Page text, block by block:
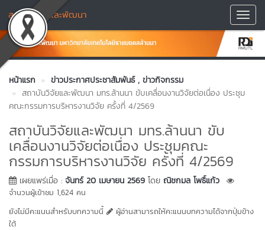
สถาบันวิจัยและพัฒนา
หน้าแรก ข่าวประกาศประชาสัมพันธ์ , ข่าวกิจกรรม
สถาบันวิจัยและพัฒนา มทร.ล้านนา ขับเคลื่อนงานวิจัยต่อเนื่อง ประชุม
คณะกรรมการบริหารงานวิจัย ครั้งที่ 4/2569
สถาบันวิจัยและพัฒนา มทร.ล้านนา ขับ
เคลื่อนงานวิจัยต่อเนื่อง ประชุมคณะ
กรรมการบริหารงานวิจัย ครั้งที่ 4/2569
เผยแพร่เมื่อ : จันทร์ 20 เมษายน 2569 โดย ณิชกมล โพธิ์แก้ว
จำนวนผู้เข้าชม 1,624 คน
ยังไม่มีคะแนนสำหรับบทความนี้
ผู้อ่านสามารถให้คะแนนบทความได้จากปุ่มข้าง
ใต้